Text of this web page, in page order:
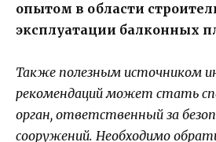
опытом в области
эксплуатации балконных
Также полезным источником
рекомендаций может стать
орган, ответственный за
сооружений. Необходимо